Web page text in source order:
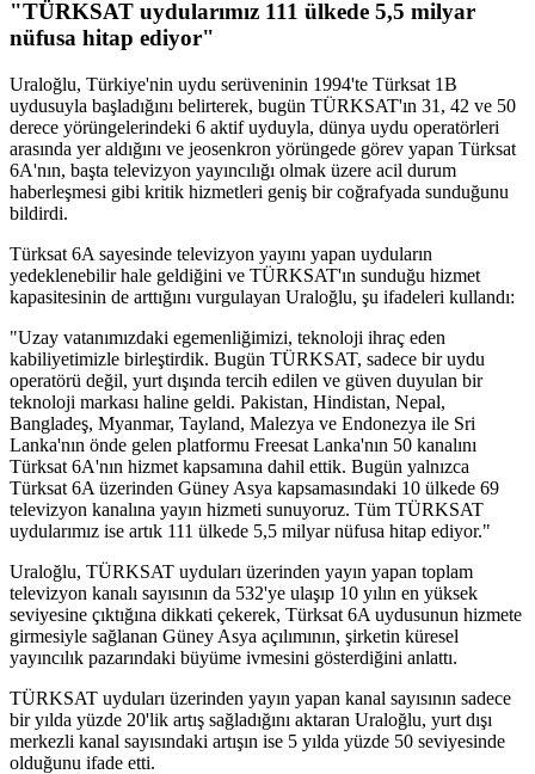
"TÜRKSAT uydularımız 111 ülkede 5,5 milyar
nüfusa hitap ediyor"
Uraloğlu, Türkiye'nin uydu serüveninin 1994'te Türksat 1B
uydusuyla başladığını belirterek, bugün TÜRKSAT'ın 31, 42 ve 50
derece yörüngelerindeki 6 aktif uyduyla, dünya uydu operatörleri
arasında yer aldığını ve jeosenkron yörüngede görev yapan Türksat
6A'nın, başta televizyon yayıncılığı olmak üzere acil durum
haberleşmesi gibi kritik hizmetleri geniş bir coğrafyada sunduğunu
bildirdi.
Türksat 6A sayesinde televizyon yayını yapan uyduların
yedeklenebilir hale geldiğini ve TÜRKSAT'ın sunduğu hizmet
kapasitesinin de arttığını vurgulayan Uraloğlu, şu ifadeleri kullandı:
"Uzay vatanımızdaki egemenliğimizi, teknoloji ihraç eden
kabiliyetimizle birleştirdik. Bugün TÜRKSAT, sadece bir uydu
operatörü değil, yurt dışında tercih edilen ve güven duyulan bir
teknoloji markası haline geldi. Pakistan, Hindistan, Nepal,
Bangladeş, Myanmar, Tayland, Malezya ve Endonezya ile Sri
Lanka'nın önde gelen platformu Freesat Lanka'nın 50 kanalını
Türksat 6A'nın hizmet kapsamına dahil ettik. Bugün yalnızca
Türksat 6A üzerinden Güney Asya kapsamasındaki 10 ülkede 69
televizyon kanalına yayın hizmeti sunuyoruz. Tüm TÜRKSAT
uydularımız ise artık 111 ülkede 5,5 milyar nüfusa hitap ediyor."
Uraloğlu, TÜRKSAT uyduları üzerinden yayın yapan toplam
televizyon kanalı sayısının da 532'ye ulaşıp 10 yılın en yüksek
seviyesine çıktığına dikkati çekerek, Türksat 6A uydusunun hizmete
girmesiyle sağlanan Güney Asya açılımının, şirketin küresel
yayıncılık pazarındaki büyüme ivmesini gösterdiğini anlattı.
TÜRKSAT uyduları üzerinden yayın yapan kanal sayısının sadece
bir yılda yüzde 20'lik artış sağladığını aktaran Uraloğlu, yurt dışı
merkezli kanal sayısındaki artışın ise 5 yılda yüzde 50 seviyesinde
olduğunu ifade etti.